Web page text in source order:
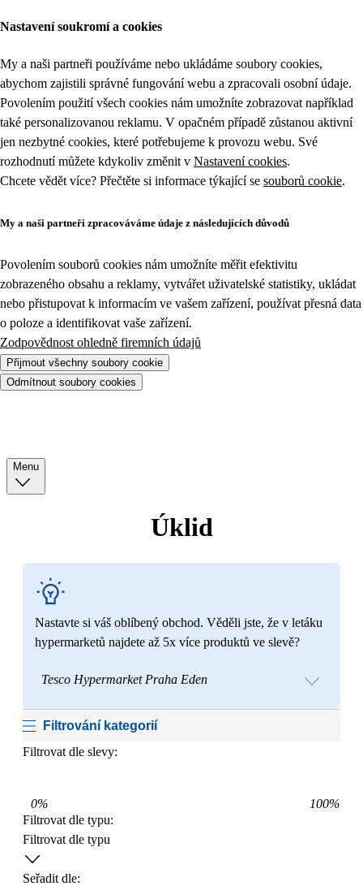
Nastavení soukromí a cookies
My a naši partneři používáme nebo ukládáme soubory cookies,
abychom zajistili správné fungování webu a zpracovali osobní údaje.
Povolením použití všech cookies nám umožníte zobrazovat například
také personalizovanou reklamu. V opačném případě zůstanou aktivní
jen nezbytné cookies, které potřebujeme k provozu webu. Své
rozhodnutí můžete kdykoliv změnit v Nastavení cookies.
Chcete vědět více? Přečtěte si informace týkající se souborů cookie.
My a naši partneři zpracováváme údaje z následujících důvodů
Povolením souborů cookies nám umožníte měřit efektivitu
zobrazeného obsahu a reklamy, vytvářet uživatelské statistiky, ukládat
nebo přistupovat k informacím ve vašem zařízení, používat přesná data
o poloze a identifikovat vaše zařízení.
Zodpovědnost ohledně firemních údajů
Přijmout všechny soubory cookie
Odmítnout soubory cookies
Menu
Úklid
Nastavte si váš oblíbený obchod. Věděli jste, že v letáku
hypermarketů najdete až 5x více produktů ve slevě?
Tesco Hypermarket Praha Eden
Filtrování kategorií
Filtrovat dle slevy:
0% 100%
Filtrovat dle typu:
Filtrovat dle typu
Seřadit dle: